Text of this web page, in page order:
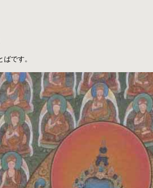
です。